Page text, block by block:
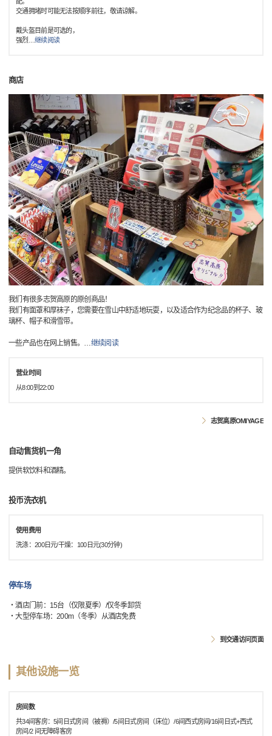
交通拥堵时可能无法按顺序前往，敬请谅解。
戴头盔目前是可选的，
强烈
继续阅读
商店
我们有很多志贺高原的原创商品！
我们有面罩和厚袜子，您需要在雪山中舒适地玩耍，以及适合作为纪念品的杯子、玻
璃杯、帽子和滑雪带。
一些产品也在网上销售。 …继续阅读
营业时间
从8:00到22:00
志贺高原OMIYAGE
自动售货机一角
提供软饮料和酒精。
投币洗衣机
使用费用
洗涤：200日元/干燥：100日元(30分钟)
停车场
・酒店门前：15台（仅限夏季）/仅冬季卸货
・大型停车场：200m（冬季）从酒店免费
到交通访问页面
其他设施一览
房间数
共34间客房：5间日式房间（被褥）/5间日式房间（床位）/6间西式房间/16间日式+西式
房间/2 间无障碍客房